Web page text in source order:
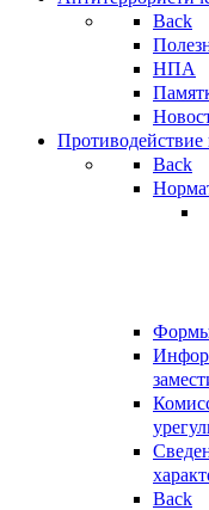
Back
НПА
Противодействие
Back
Формы
Back